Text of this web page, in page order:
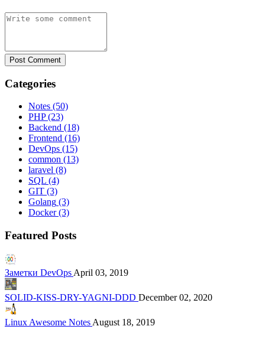
Post Comment
Categories
Notes (50)
PHP (23)
Backend (18)
Frontend (16)
DevOps (15)
common (13)
laravel (8)
SQL (4)
GIT (3)
Golang (3)
Docker (3)
Featured Posts
Заметки DevOps April 03, 2019
SOLID-KISS-DRY-YAGNI-DDD December 02, 2020
Linux Awesome Notes August 18, 2019